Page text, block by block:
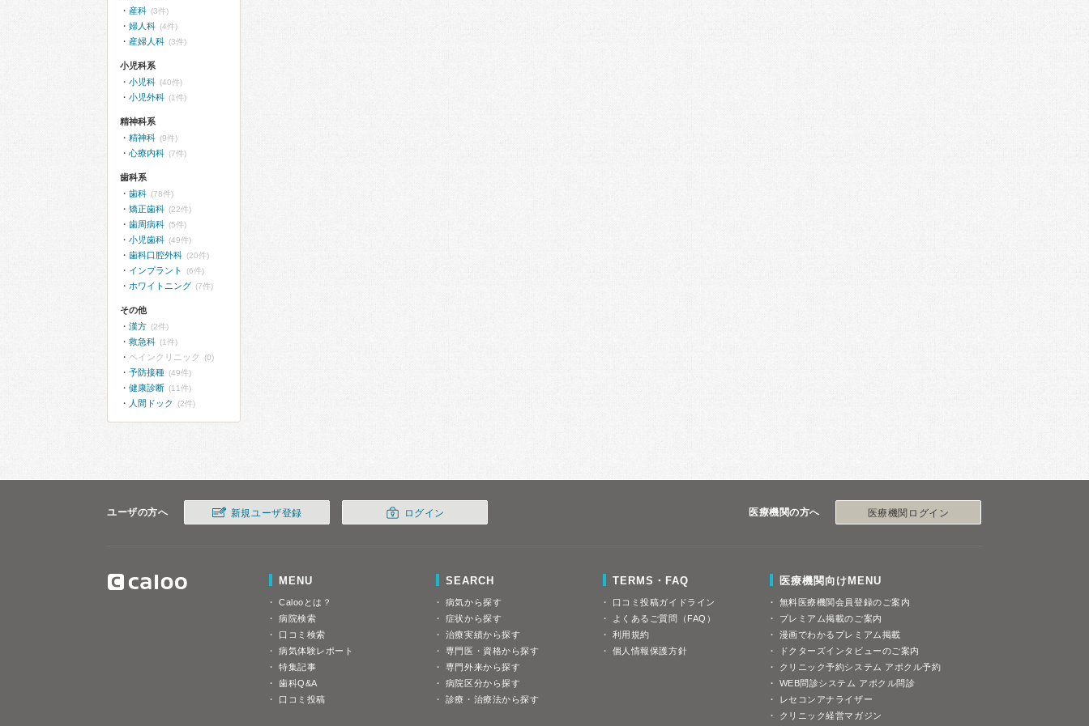
産科 (3件)
婦人科 (4件)
産婦人科 (3件)
小児科系
小児科 (40件)
小児外科 (1件)
精神科系
精神科 (9件)
心療内科 (7件)
歯科系
歯科 (78件)
矯正歯科 (22件)
歯周病科 (5件)
小児歯科 (49件)
歯科口腔外科 (20件)
インプラント (6件)
ホワイトニング (7件)
その他
漢方 (2件)
救急科 (1件)
ペインクリニック (0)
予防接種 (49件)
健康診断 (11件)
人間ドック (2件)
ユーザの方へ 新規ユーザ登録 ログイン 医療機関の方へ 医療機関ログイン
MENU
Calooとは？
病院検索
口コミ検索
病気体験レポート
特集記事
歯科Q&A
口コミ投稿
SEARCH
病気から探す
症状から探す
治療実績から探す
専門医・資格から探す
専門外来から探す
病院区分から探す
診療・治療法から探す
TERMS・FAQ
口コミ投稿ガイドライン
よくあるご質問（FAQ）
利用規約
個人情報保護方針
医療機関向けMENU
無料医療機関会員登録のご案内
プレミアム掲載のご案内
漫画でわかるプレミアム掲載
ドクターズインタビューのご案内
クリニック予約システム アポクル予約
WEB問診システム アポクル問診
レセコンアナライザー
クリニック経営マガジン